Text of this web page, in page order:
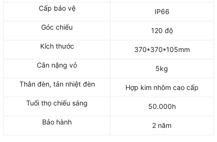
Cấp bảo vệ
IP66
Góc chiếu
120 độ
Kích thước
370*370*105mm
Cân nặng vỏ
5kg
Thân đèn, tản nhiệt đèn
Hợp kim nhôm cao cấp
Tuổi thọ chiếu sáng
50.000h
Bảo hành
2 năm